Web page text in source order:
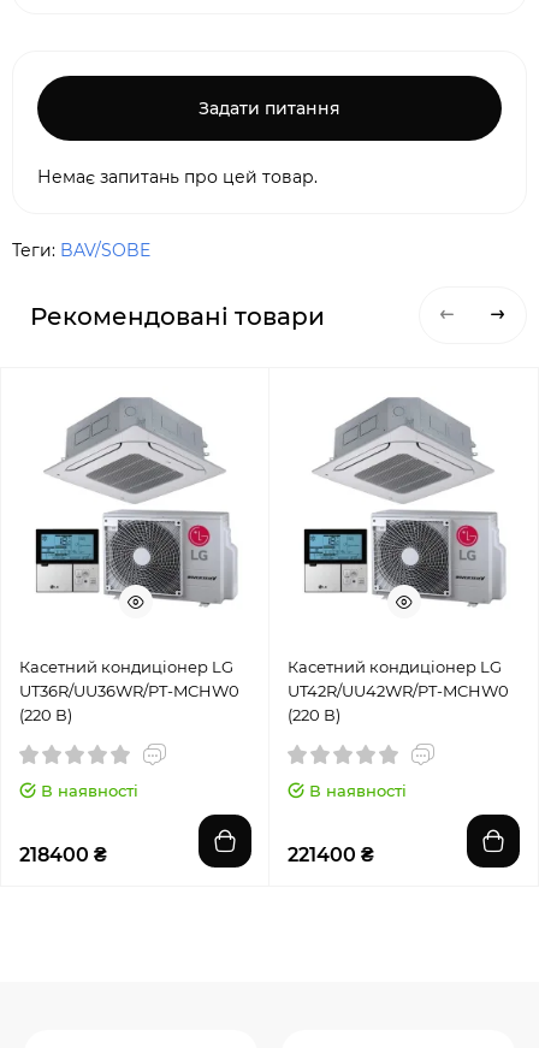
Задати питання
Немає запитань про цей товар.
Теги: BAV/SOBE
Рекомендовані товари
Касетний кондиціонер LG
UT36R/UU36WR/PT-MCHW0
(220 В)
В наявності
218400 ₴
Касетний кондиціонер LG
UT42R/UU42WR/PT-MCHW0
(220 В)
В наявності
221400 ₴